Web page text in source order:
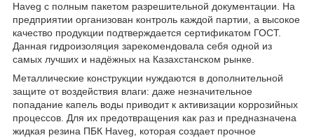
Haveg с полным пакетом разрешительной документации. На
предприятии организован контроль каждой партии, а высокое
качество продукции подтверждается сертификатом ГОСТ.
Данная гидроизоляция зарекомендовала себя одной из
самых лучших и надёжных на Казахстанском рынке.
Металлические конструкции нуждаются в дополнительной
защите от воздействия влаги: даже незначительное
попадание капель воды приводит к активизации коррозийных
процессов. Для их предотвращения как раз и предназначена
жидкая резина ПБК Haveg, которая создает прочное